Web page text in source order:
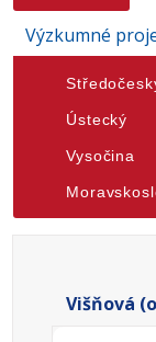
Výzkumné
Ústecký
Vysočina
Višňová